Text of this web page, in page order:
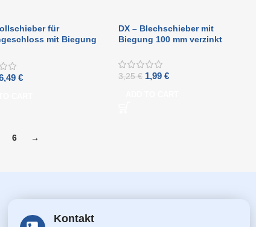
für
mit Biegung
€
DX – Blechschieber mit
Biegung 100 mm verzinkt
3,25€ 1,99€
6 →
Kontakt